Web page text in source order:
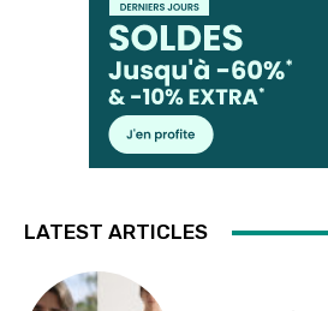
LATEST ARTICLES